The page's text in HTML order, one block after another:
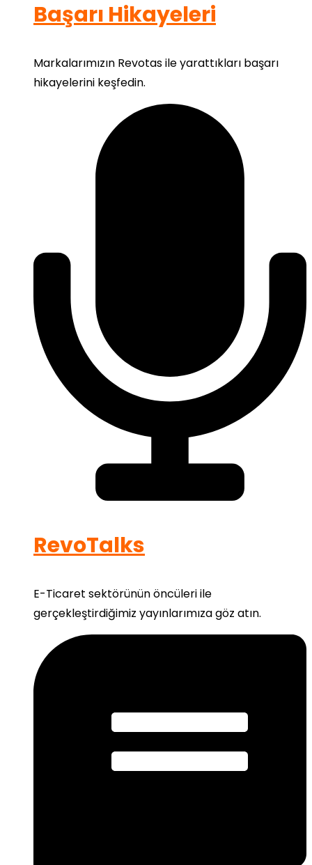
Başarı Hikayeleri
Markalarımızın Revotas ile yarattıkları başarı
hikayelerini keşfedin.
RevoTalks
E-Ticaret sektörünün öncüleri ile
gerçekleştirdiğimiz yayınlarımıza göz atın.